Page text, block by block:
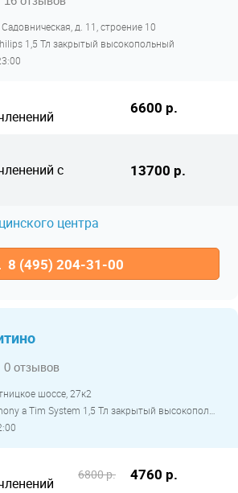
д. 11, строение 10
1,5 Тл закрытый высокопольный
6600 р.
с
13700 р.
центра
8 (495) 204-31-00
0 отзывов
шоссе, 27к2
6800 р. 4760 р.